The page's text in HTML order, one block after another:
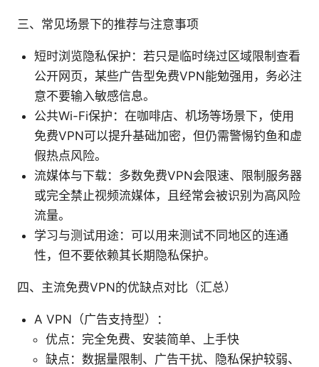
三、常见场景下的推荐与注意事项
短时浏览隐私保护：若只是临时绕过区域限制查看
公开网页，某些广告型免费VPN能勉强用，务必注
意不要输入敏感信息。
公共Wi-Fi保护：在咖啡店、机场等场景下，使用
免费VPN可以提升基础加密，但仍需警惕钓鱼和虚
假热点风险。
流媒体与下载：多数免费VPN会限速、限制服务器
或完全禁止视频流媒体，且经常会被识别为高风险
流量。
学习与测试用途：可以用来测试不同地区的连通
性，但不要依赖其长期隐私保护。
四、主流免费VPN的优缺点对比（汇总）
A VPN（广告支持型）：
优点：完全免费、安装简单、上手快
缺点：数据量限制、广告干扰、隐私保护较弱、